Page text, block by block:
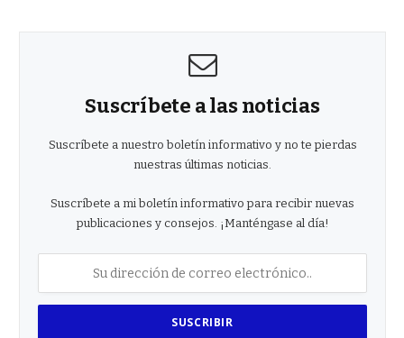
Suscríbete a las noticias
Suscríbete a nuestro boletín informativo y no te pierdas
nuestras últimas noticias.
Suscríbete a mi boletín informativo para recibir nuevas
publicaciones y consejos. ¡Manténgase al día!